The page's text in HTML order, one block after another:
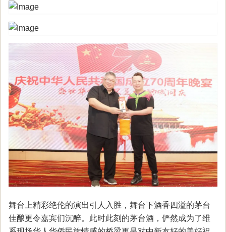
舞台上精彩绝伦的演出引人入胜，舞台下酒香四溢的茅台
佳酿更令嘉宾们沉醉。此时此刻的茅台酒，俨然成为了维